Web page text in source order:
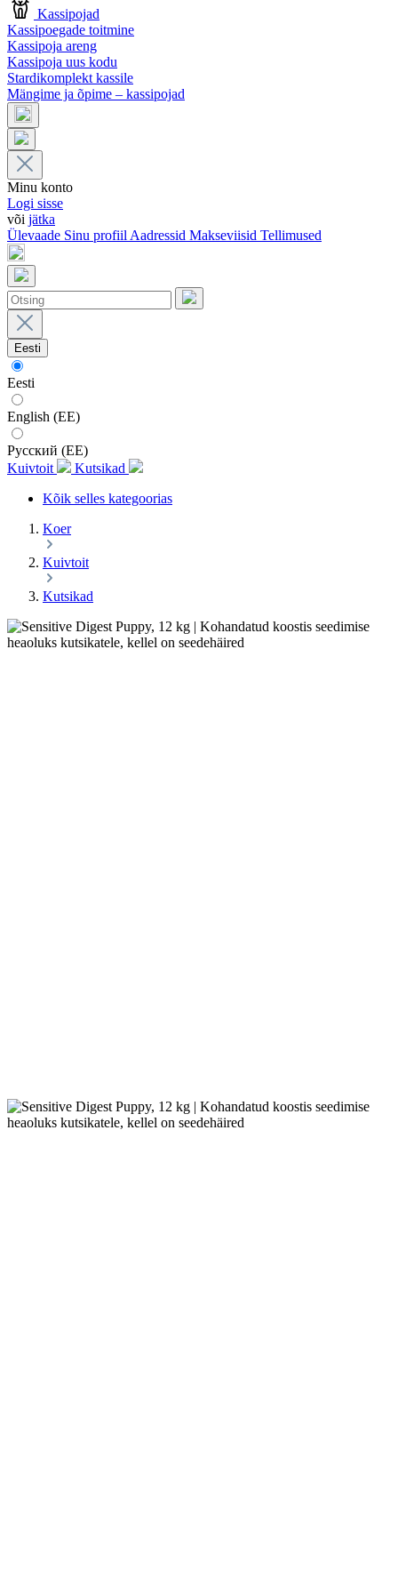
Kassipojad
Kassipoegade toitmine
Kassipoja areng
Kassipoja uus kodu
Stardikomplekt kassile
Mängime ja õpime – kassipojad
Minu konto
Logi sisse
või jätka
Ülevaade Sinu profiil Aadressid Makseviisid Tellimused
Eesti
Eesti
English (EE)
Русский (EE)
Kuivtoit
Kutsikad
Kõik selles kategoorias
Koer
Kuivtoit
Kutsikad